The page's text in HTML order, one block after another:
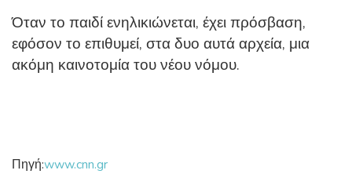
Όταν το παιδί ενηλικιώνεται, έχει πρόσβαση,
εφόσον το επιθυμεί, στα δυο αυτά αρχεία, μια
ακόμη καινοτομία του νέου νόμου.
Πηγή:www.cnn.gr